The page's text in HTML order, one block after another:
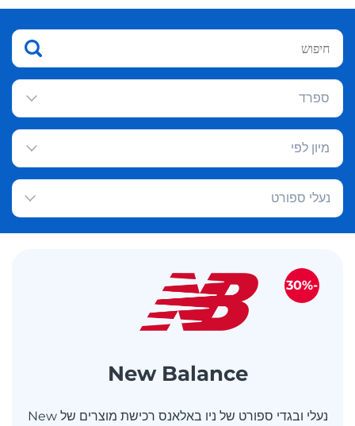
ספרד
מיון לפי
נעלי ספורט
New Balance
נעלי ובגדי ספורט של ניו באלאנס רכישת מוצרים של New
-30%